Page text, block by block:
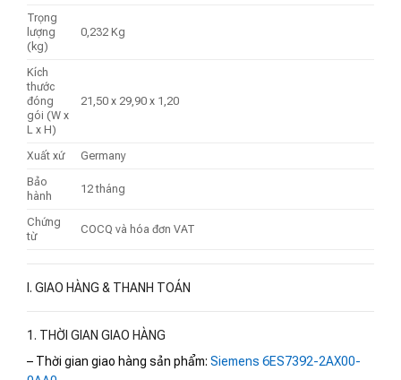
Trọng
lượng
(kg)
0,232 Kg
Kích
thước
đóng
gói (W x
L x H)
21,50 x 29,90 x 1,20
Xuất xứ
Germany
Bảo
hành
12 tháng
Chứng
từ
COCQ và hóa đơn VAT
I. GIAO HÀNG & THANH TOÁN
1. THỜI GIAN GIAO HÀNG
– Thời gian giao hàng sản phẩm: Siemens 6ES7392-2AX00-